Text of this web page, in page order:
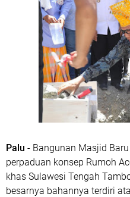
Palu - Bangunan Masjid
perpaduan konsep Rumoh
khas Sulawesi Tengah
besarnya bahannya terdiri